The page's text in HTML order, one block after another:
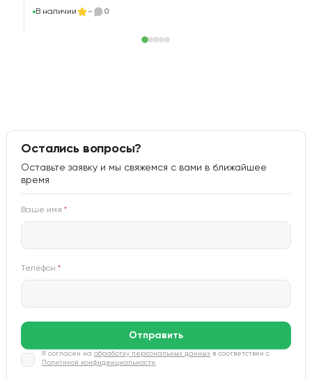
В наличии - 0
Остались вопросы?
Оставьте заявку и мы свяжемся с вами в ближайшее
время
Ваше имя*
Телефон*
Отправить
Я согласен наобработку персональных данных в соответствии с
Политикой конфиденциальности .